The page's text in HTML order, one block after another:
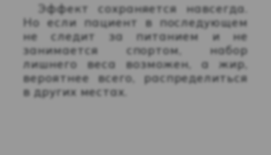
Эффект сохраняется навсегда.
Но если пациент в последующем
не следит за питанием и не
занимается спортом, набор
лишнего веса возможен, а жир,
вероятнее всего, распределиться
в других местах.